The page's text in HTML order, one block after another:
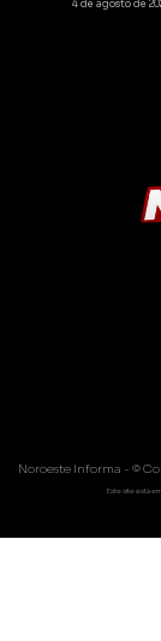
4 de agosto de
Noroeste Informa - ©
Este site está